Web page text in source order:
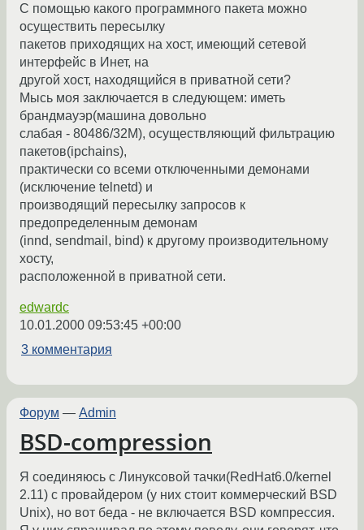
С помощью какого программного пакета можно
осуществить пересылку
пакетов приходящих на хост, имеющий сетевой
интерфейс в Инет, на
другой хост, находящийся в приватной сети?
Мысь моя заключается в следующем: иметь
брандмауэр(машина довольно
слабая - 80486/32M), осуществляющий фильтрацию
пакетов(ipchains),
практически со всеми отключенными демонами
(исключение telnetd) и
производящий пересылку запросов к
предопределенным демонам
(innd, sendmail, bind) к другому производительному
хосту,
расположенной в приватной сети.
edwardc
10.01.2000 09:53:45 +00:00
3 комментария
Форум — Admin
BSD-compression
Я соединяюсь с Линуксовой тачки(RedHat6.0/kernel
2.11) с провайдером (у них стоит коммерческий BSD
Unix), но вот беда - не включается BSD компрессия.